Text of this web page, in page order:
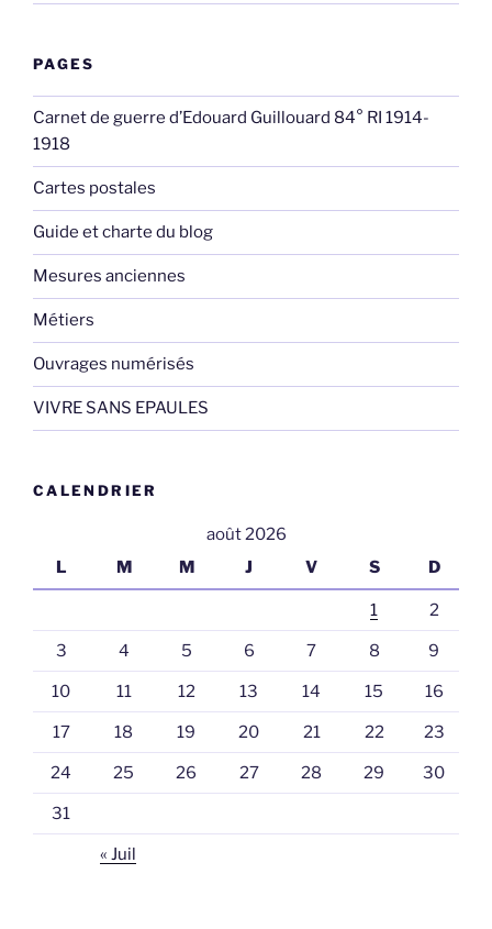
PAGES
Carnet de guerre d’Edouard Guillouard 84° RI 1914-
1918
Cartes postales
Guide et charte du blog
Mesures anciennes
Métiers
Ouvrages numérisés
VIVRE SANS EPAULES
CALENDRIER
août 2026
L
M M J V S D
1 2
3 4 5 6 7 8 9
10 11 12 13 14 15 16
17 18 19 20 21 22 23
24 25 26 27 28 29 30
31
« Juil